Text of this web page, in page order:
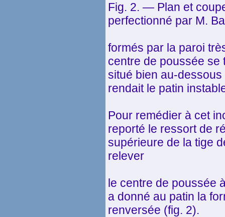
Fig. 2. — Plan et
perfectionné par M.
formés par la paroi
centre de poussée se
situé bien au-
rendait le patin
Pour remédier à cet
reporté le ressort de
supérieure de la tige
relever
le centre de poussée
a donné au patin la
renversée (fig. 2).